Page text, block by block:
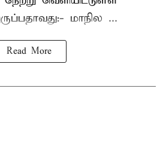
மாநில ...
Read More